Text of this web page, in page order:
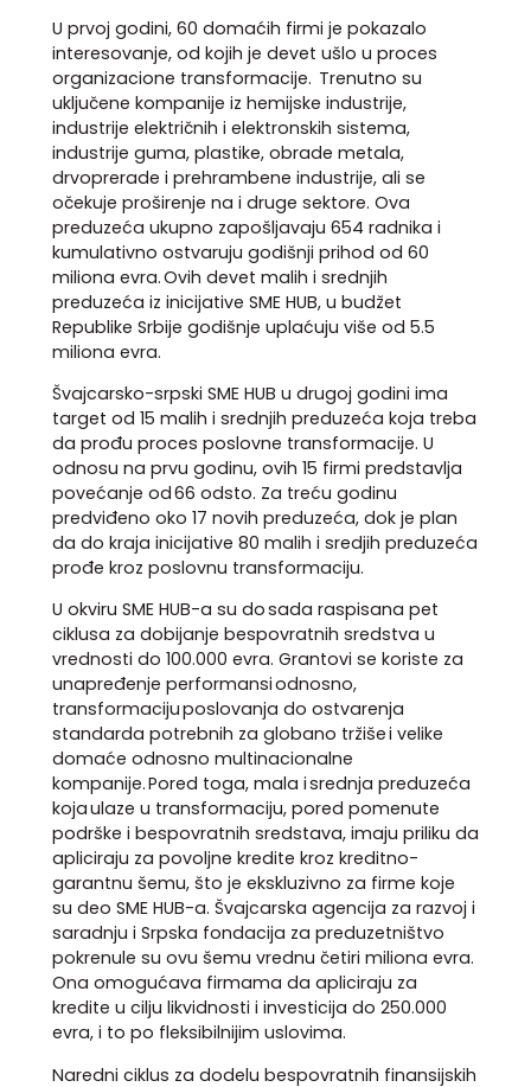
U prvoj godini, 60 domaćih firmi je pokazalo
interesovanje, od kojih je devet ušlo u proces
organizacione transformacije. Trenutno su
uključene kompanije iz hemijske industrije,
industrije električnih i elektronskih sistema,
industrije guma, plastike, obrade metala,
drvoprerade i prehrambene industrije, ali se
očekuje proširenje na i druge sektore. Ova
preduzeća ukupno zapošljavaju 654 radnika i
kumulativno ostvaruju godišnji prihod od 60
miliona evra. Ovih devet malih i srednjih
preduzeća iz inicijative SME HUB, u budžet
Republike Srbije godišnje uplaćuju više od 5.5
miliona evra.
Švajcarsko-srpski SME HUB u drugoj godini ima
target od 15 malih i srednjih preduzeća koja treba
da prođu proces poslovne transformacije. U
odnosu na prvu godinu, ovih 15 firmi predstavlja
povećanje od 66 odsto. Za treću godinu
predviđeno oko 17 novih preduzeća, dok je plan
da do kraja inicijative 80 malih i sredjih preduzeća
prođe kroz poslovnu transformaciju.
U okviru SME HUB-a su do sada raspisana pet
ciklusa za dobijanje bespovratnih sredstva u
vrednosti do 100.000 evra. Grantovi se koriste za
unapređenje performansi odnosno,
transformaciju poslovanja do ostvarenja
standarda potrebnih za globano tržiše i velike
domaće odnosno multinacionalne
kompanije. Pored toga, mala i srednja preduzeća
koja ulaze u transformaciju, pored pomenute
podrške i bespovratnih sredstava, imaju priliku da
apliciraju za povoljne kredite kroz kreditno-
garantnu šemu, što je ekskluzivno za firme koje
su deo SME HUB-a. Švajcarska agencija za razvoj i
saradnju i Srpska fondacija za preduzetništvo
pokrenule su ovu šemu vrednu četiri miliona evra.
Ona omogućava firmama da apliciraju za
kredite u cilju likvidnosti i investicija do 250.000
evra, i to po fleksibilnijim uslovima.
Naredni ciklus za dodelu bespovratnih finansijskih